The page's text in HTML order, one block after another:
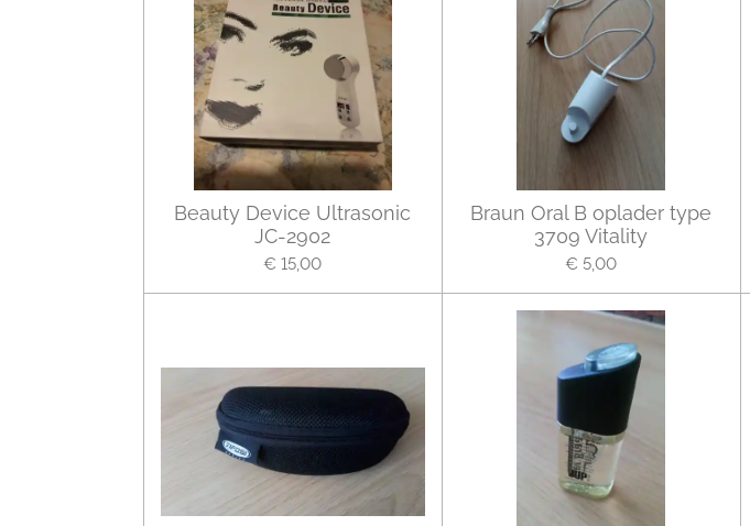
Beauty Device Ultrasonic
JC-2902
€ 15,00
Braun Oral B oplader type
3709 Vitality
€ 5,00